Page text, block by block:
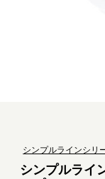
シンプルラインシリ
シンプルライ